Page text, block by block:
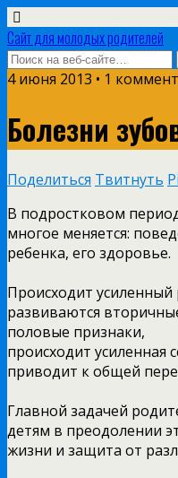
Сайт для молодых родителей
4 июня 2013 • 1
Болезни
Поделиться Твитнуть
В подростковом
многое меняется:
ребенка, его здоровье.
Происходит усиленный
развиваются
половые признаки,
происходит усиленная
приводит к общей
Главной задачей
детям в преодолении
жизни и защита от